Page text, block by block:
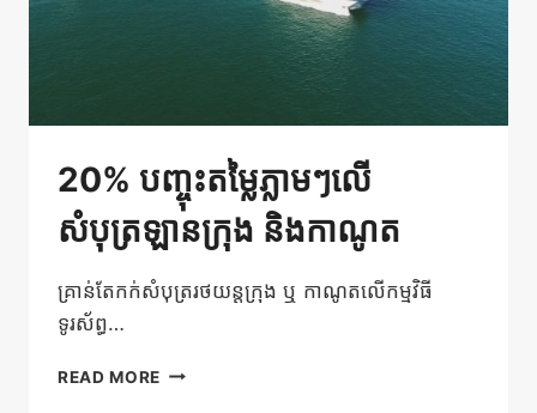
20% បញ្ចុះតម្លៃភ្លាមៗលើ
សំបុត្រឡានក្រុង និងកាណូត
គ្រាន់តែកក់សំបុត្ររថយន្តក្រុង ឬ កាណូតលើកម្មវិធី
ទូរស័ព្ធ…
READ MORE 20%